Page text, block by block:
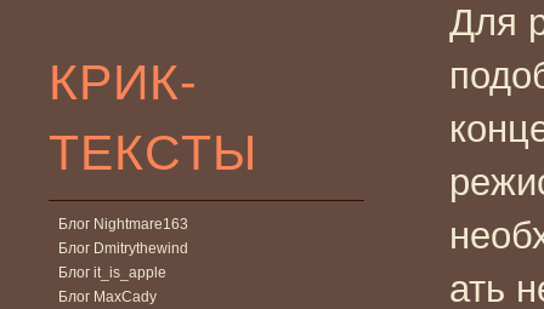
КРИК-
ТЕКСТЫ
Блог Nightmare163
Блог Dmitrythewind
Блог it_is_apple
Блог MaxCady
Для
ать